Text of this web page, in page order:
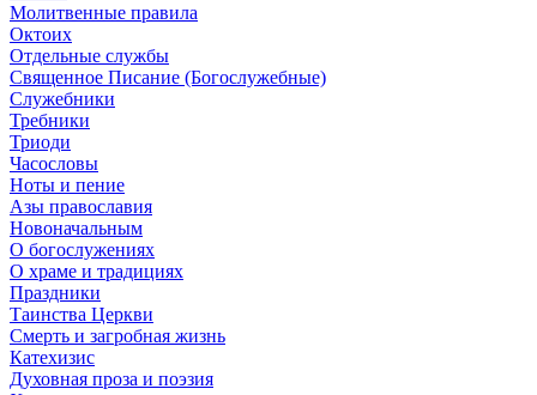
Молитвенные правила
Октоих
Отдельные службы
Священное Писание (Богослужебные)
Служебники
Требники
Триоди
Часословы
Ноты и пение
Азы православия
Новоначальным
О богослужениях
О храме и традициях
Праздники
Таинства Церкви
Смерть и загробная жизнь
Катехизис
Духовная проза и поэзия